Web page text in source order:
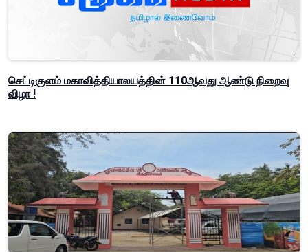
செட்டிகுளம் மகாவித்தியாலயத்தின் 110ஆவது ஆண்டு நிறைவு
விழா !